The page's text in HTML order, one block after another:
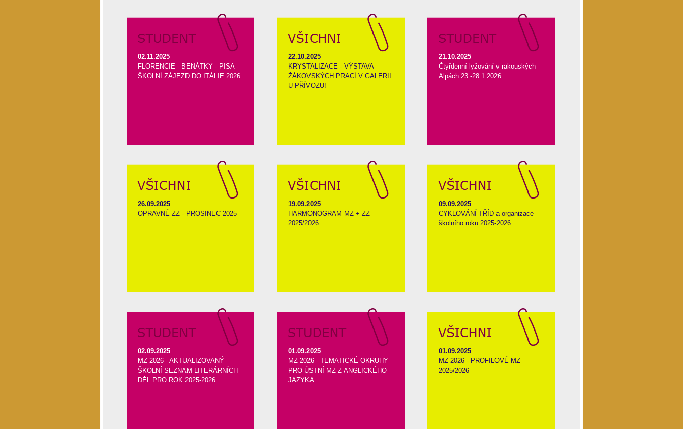
02.11.2025
FLORENCIE - BENÁTKY - PISA -
ŠKOLNÍ ZÁJEZD DO ITÁLIE 2026
22.10.2025
KRYSTALIZACE - VÝSTAVA
ŽÁKOVSKÝCH PRACÍ V GALERII
U PŘÍVOZU!
21.10.2025
Čtyřdenní lyžování v rakouských
Alpách 23.-28.1.2026
26.09.2025
OPRAVNÉ ZZ - PROSINEC 2025
19.09.2025
HARMONOGRAM MZ + ZZ
2025/2026
09.09.2025
CYKLOVÁNÍ TŘÍD a organizace
školního roku 2025-2026
02.09.2025
MZ 2026 - AKTUALIZOVANÝ
ŠKOLNÍ SEZNAM LITERÁRNÍCH
DĚL PRO ROK 2025-2026
01.09.2025
MZ 2026 - TEMATICKÉ OKRUHY
PRO ÚSTNÍ MZ Z ANGLICKÉHO
JAZYKA
01.09.2025
MZ 2026 - PROFILOVÉ MZ
2025/2026